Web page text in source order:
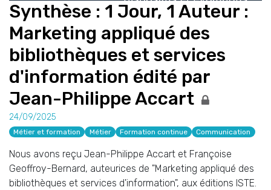
Synthèse : 1 Jour, 1 Auteur :
Marketing appliqué des
bibliothèques et services
d'information édité par
Jean-Philippe Accart
24/09/2025
Métier et formation Métier Formation continue Communication
Nous avons reçu Jean-Philippe Accart et Françoise
Geoffroy-Bernard, auteurices de "Marketing appliqué des
bibliothèques et services d'information", aux éditions ISTE.